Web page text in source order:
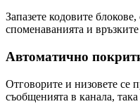
Запазете кодовите
споменаванията и
Автоматично
Отговорите и низовете се
съобщенията в канала,